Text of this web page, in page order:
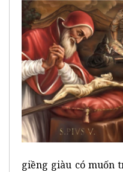
giềng giàu có muốn